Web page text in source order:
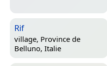
Rif
village, Province de
Belluno, Italie